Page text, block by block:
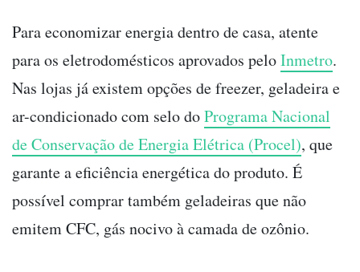
Para economizar energia dentro de casa, atente
para os eletrodomésticos aprovados peloInmetro.
Nas lojas já existem opções de freezer, geladeira e
ar-condicionado com selo doPrograma Nacional
de Conservação de Energia Elétrica (Procel), que
garante a eficiência energética do produto. É
possível comprar também geladeiras que não
emitem CFC, gás nocivo à camada de ozônio.